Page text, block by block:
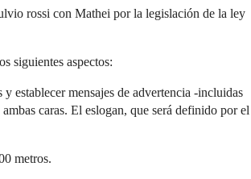
rossi con Mathei por la legislación de la ley
siguientes aspectos:
establecer mensajes de advertencia -incluidas
caras. El eslogan, que será definido por el
metros.